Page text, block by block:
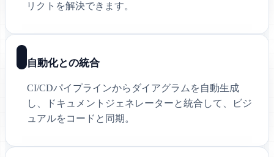
リクトを解決できます。
自動化との統合
CI/CDパイプラインからダイアグラムを自動生成
し、ドキュメントジェネレーターと統合して、ビジ
ュアルをコードと同期。